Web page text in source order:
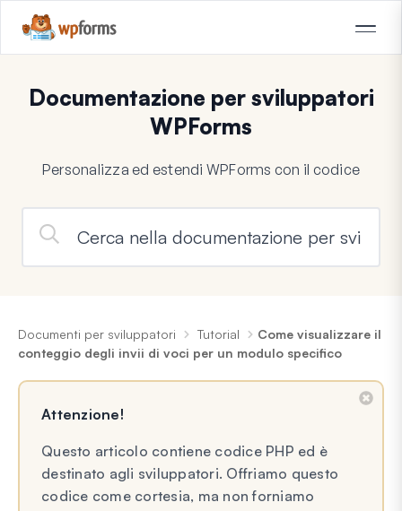
Documentazione per sviluppatori
WPForms
Personalizza ed estendi WPForms con il codice
Documenti per sviluppatori Tutorial
Come visualizzare il
conteggio degli invii di voci per un modulo specifico
Attenzione!
Questo articolo contiene codice PHP ed è
destinato agli sviluppatori. Offriamo questo
codice come cortesia, ma non forniamo